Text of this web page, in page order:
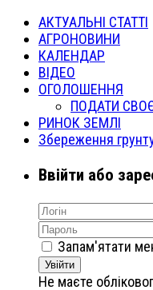
АКТУАЛЬНІ СТАТТІ
АГРОНОВИНИ
КАЛЕНДАР
ВІДЕО
ОГОЛОШЕННЯ
ПОДАТИ
РИНОК ЗЕМЛІ
Збереження
Ввійти або
Запам'ятати
Увійти
Не маєте